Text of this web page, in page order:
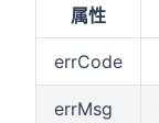
属性
errCode
errMsg